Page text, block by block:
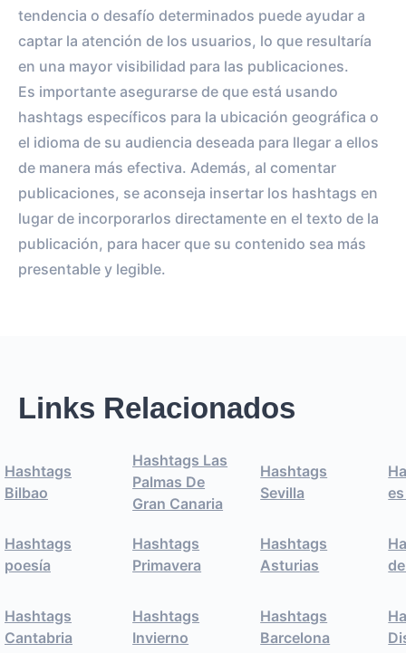
tendencia o desafío determinados puede ayudar a
captar la atención de los usuarios, lo que resultaría
en una mayor visibilidad para las publicaciones.
Es importante asegurarse de que está usando
hashtags específicos para la ubicación geográfica o
el idioma de su audiencia deseada para llegar a ellos
de manera más efectiva. Además, al comentar
publicaciones, se aconseja insertar los hashtags en
lugar de incorporarlos directamente en el texto de la
publicación, para hacer que su contenido sea más
presentable y legible.
Links Relacionados
Hashtags
Bilbao
Hashtags Las
Palmas De
Gran Canaria
Hashtags
Sevilla
Hashtags
poesía
Hashtags
Primavera
Hashtags
Asturias
Hashtags
Cantabria
Hashtags
Invierno
Hashtags
Barcelona